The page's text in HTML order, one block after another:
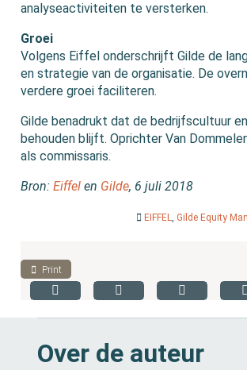
analyseactiviteiten te versterken.
Groei
Volgens Eiffel onderschrijft Gilde de
en strategie van de organisatie. De
verdere groei faciliteren.
Gilde benadrukt dat de bedrijfscultuur
behouden blijft. Oprichter Van
als commissaris.
Bron:Eiffel en Gilde, 6 juli 2018
EIFFEL, Gilde Equity
Print
Over de auteur